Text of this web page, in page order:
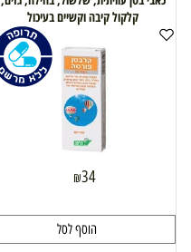
קלקול קיבה וקשיים בעיכול
₪34
הוסף לסל